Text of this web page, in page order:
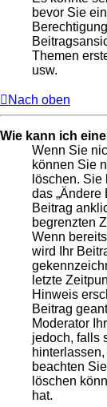
bevor Sie
Themen
usw.
Nach oben
Wie kann ich
Wenn Sie
können Sie
löschen.
das „Ändere
Beitrag
begrenzten
Wenn
wird Ihr
letzte
Hinweis
Beitrag
Moderator
jedoch, falls
beachten
löschen
hat.